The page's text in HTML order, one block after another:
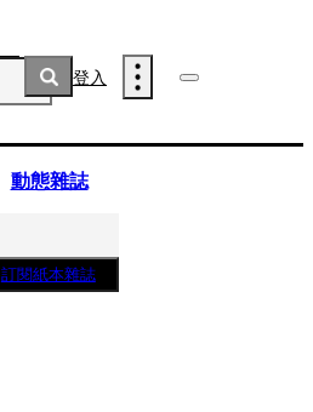
登入
動態雜誌
訂閱紙本雜誌